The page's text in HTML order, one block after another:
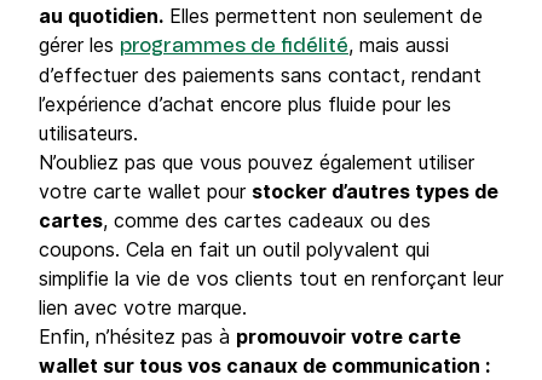
au quotidien. Elles permettent non seulement de
gérer les programmes de fidélité, mais aussi
d’effectuer des paiements sans contact, rendant
l’expérience d’achat encore plus fluide pour les
utilisateurs.
N’oubliez pas que vous pouvez également utiliser
votre carte wallet pour stocker d’autres types de
cartes, comme des cartes cadeaux ou des
coupons. Cela en fait un outil polyvalent qui
simplifie la vie de vos clients tout en renforçant leur
lien avec votre marque.
Enfin, n’hésitez pas à promouvoir votre carte
wallet sur tous vos canaux de communication :